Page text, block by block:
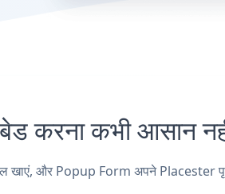
कभी आसान
और Popup Form अपने Placester